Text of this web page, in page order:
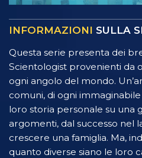
INFORMAZIONI SULLA
Questa serie presenta dei
Scientologist provenienti da
ogni angolo del mondo.
comuni, di ogni
loro storia personale su una
argomenti, dal successo nel
crescere una famiglia. Ma,
quanto diverse siano le loro